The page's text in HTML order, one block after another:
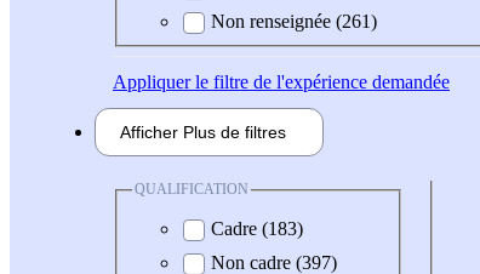
Non renseignée (261)
Appliquerle filtre de l'expérience demandée
Afficher Plus de filtres
QUALIFICATION
Cadre (183)
Non cadre (397)